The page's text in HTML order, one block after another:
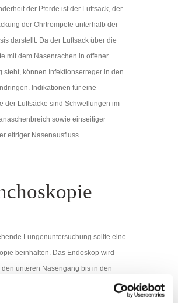
der Pferde ist der Luftsack, der
der Ohrtrompete unterhalb der
darstellt. Da der Luftsack über die
mit dem Nasenrachen in offener
steht, können Infektionserreger in den
Indikationen für eine
der Luftsäcke sind Schwellungen im
sowie einseitiger
eitriger Nasenausfluss.
Lungenuntersuchung sollte eine
beinhalten. Das Endoskop wird
unteren Nasengang bis in den
vorgeschoben. Über die Öffnung des